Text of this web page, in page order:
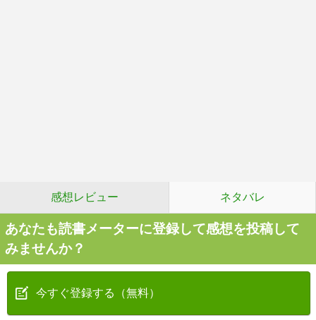
感想レビュー ネタバレ
あなたも読書メーターに登録して感想を投稿して
みませんか？
今すぐ登録する（無料）